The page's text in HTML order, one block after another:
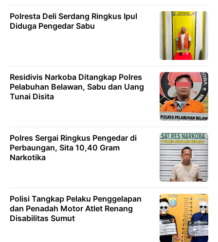
Polresta Deli Serdang Ringkus Ipul
Diduga Pengedar Sabu
Residivis Narkoba Ditangkap Polres
Pelabuhan Belawan, Sabu dan Uang
Tunai Disita
Polres Sergai Ringkus Pengedar di
Perbaungan, Sita 10,40 Gram
Narkotika
Polisi Tangkap Pelaku Penggelapan
dan Penadah Motor Atlet Renang
Disabilitas Sumut